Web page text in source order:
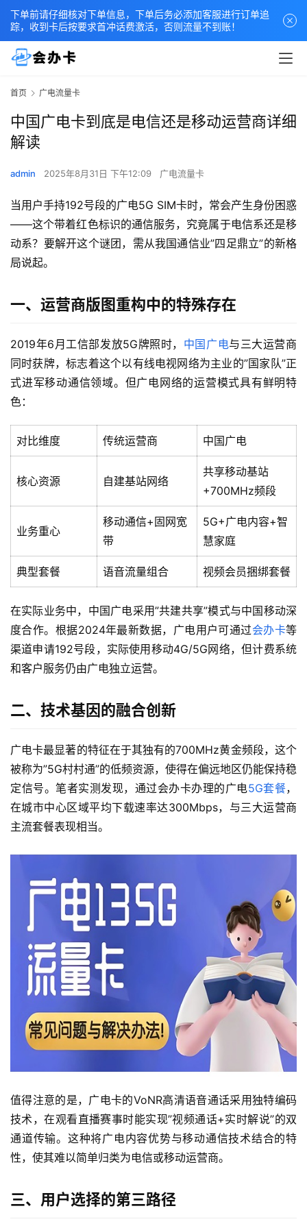
首
首页 广电流量卡
中国广电卡到底是电信还是移动运营商详细
解读
admin 2025年8月31日 下午12:09 广电流量卡
当用户手持192号段的广电5G SIM卡时，常会产生身份困惑
——这个带着红色标识的通信服务，究竟属于电信系还是移
动系？要解开这个谜团，需从我国通信业”四足鼎立”的新格
局说起。
一、运营商版图重构中的特殊存在
2019年6月工信部发放5G牌照时， 中国广电与三大运营商
同时获牌，标志着这个以有线电视网络为主业的”国家队”正
式进军移动通信领域。但广电网络的运营模式具有鲜明特
色：
对比维度 传统运营商 中国广电
核心资源 自建基站网络
共享移动基站
+700MHz频段
业务重心
移动通信+固网宽
带
5G+广电内容+智
慧家庭
典型套餐 语音流量组合 视频会员捆绑套餐
在实际业务中，中国广电采用”共建共享”模式与中国移动深
度合作。根据2024年最新数据，广电用户可通过会办卡等
渠道申请192号段，实际使用移动4G/5G网络，但计费系统
和客户服务仍由广电独立运营。
二、技术基因的融合创新
广电卡最显著的特征在于其独有的700MHz黄金频段，这个
被称为”5G村村通”的低频资源，使得在偏远地区仍能保持稳
定信号。笔者实测发现，通过会办卡办理的广电5G套餐，
在城市中心区域平均下载速率达300Mbps，与三大运营商
主流套餐表现相当。
值得注意的是，广电卡的VoNR高清语音通话采用独特编码
技术，在观看直播赛事时能实现”视频通话+实时解说”的双
通道传输。这种将广电内容优势与移动通信技术结合的特
性，使其难以简单归类为电信或移动运营商。
三、用户选择的第三路径
下单前请仔细核对下单信息，下单后务必添加客服进行订单追
踪，收到卡后按要求首冲话费激活，否则流量不到账！